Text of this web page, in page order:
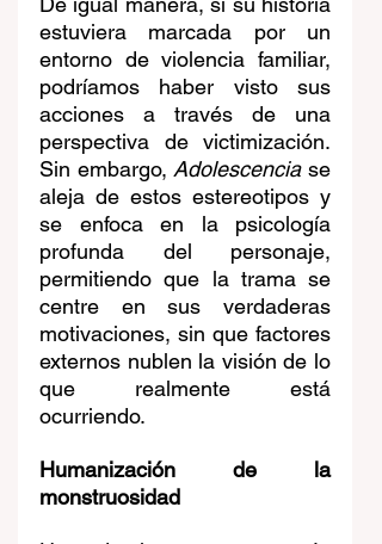
estuviera marcada por un
entorno de violencia familiar,
podríamos haber visto sus
acciones a través de una
perspectiva de victimización.
Sin embargo, Adolescencia se
aleja de estos estereotipos y
se enfoca en la psicología
profunda del personaje,
permitiendo que la trama se
centre en sus verdaderas
motivaciones, sin que factores
externos nublen la visión de lo
que realmente está
ocurriendo.
Humanización de la
monstruosidad